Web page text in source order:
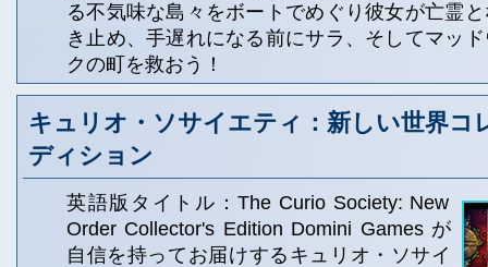
る不気味な島々をボートでめぐり彼女が亡霊
き止め、手遅れになる前にサラ、そしてマッ
クの町を救おう！
キュリオ・ソサイエティ：新しい世界コ
ディション
英語版タイトル：The Curio Society: New
Order Collector's Edition Domini Games が
自信を持ってお届けするキュリオ・ソサイ